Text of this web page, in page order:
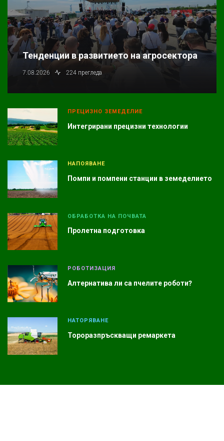
Тенденции в развитието на агросектора
7.08.2026 224 прегледа
ПРЕЦИЗНО ЗЕМЕДЕЛИЕ
Интегрирани прецизни технологии
НАПОЯВАНЕ
Помпи и помпени станции в земеделието
ОБРАБОТКА НА ПОЧВАТА
Пролетна подготовка
РОБОТИЗАЦИЯ
Алтернатива ли са пчелите роботи?
НАТОРЯВАНЕ
Тороразпръскващи ремаркета